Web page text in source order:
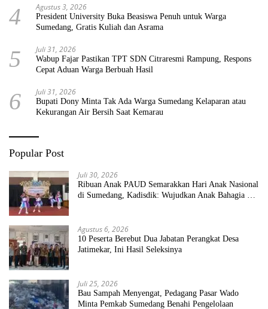
4 Agustus 3, 2026
President University Buka Beasiswa Penuh untuk Warga
Sumedang, Gratis Kuliah dan Asrama
5 Juli 31, 2026
Wabup Fajar Pastikan TPT SDN Citraresmi Rampung, Respons
Cepat Aduan Warga Berbuah Hasil
6 Juli 31, 2026
Bupati Dony Minta Tak Ada Warga Sumedang Kelaparan atau
Kekurangan Air Bersih Saat Kemarau
Popular Post
Juli 30, 2026
Ribuan Anak PAUD Semarakkan Hari Anak Nasional
di Sumedang, Kadisdik: Wujudkan Anak Bahagia dan
Agustus 6, 2026
10 Peserta Berebut Dua Jabatan Perangkat Desa
Jatimekar, Ini Hasil Seleksinya
Juli 25, 2026
Bau Sampah Menyengat, Pedagang Pasar Wado
Minta Pemkab Sumedang Benahi Pengelolaan